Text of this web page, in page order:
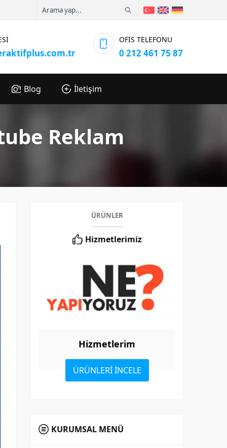
OFİS TELEFONU
0 212 461 75 87
Blog İletişim
Reklam
ÜRÜNLER
Hizmetlerimiz
Hizmetlerim
ÜRÜNLERİ İNCELE
KURUMSAL MENÜ